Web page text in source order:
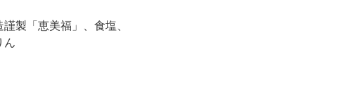
製「恵美福」、食塩、
ん